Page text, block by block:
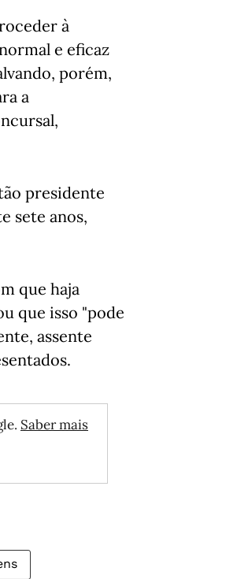
à
e eficaz
porém,
a
presidente
sete anos,
que haja
que isso "pode
assente
Saber mais